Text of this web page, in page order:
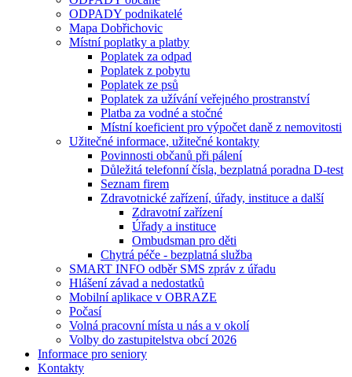
ODPADY podnikatelé
Mapa Dobřichovic
Místní poplatky a platby
Poplatek za odpad
Poplatek z pobytu
Poplatek ze psů
Poplatek za užívání veřejného prostranství
Platba za vodné a stočné
Místní koeficient pro výpočet daně z nemovitosti
Užitečné informace, užitečné kontakty
Povinnosti občanů při pálení
Důležitá telefonní čísla, bezplatná poradna D-test
Seznam firem
Zdravotnické zařízení, úřady, instituce a další
Zdravotní zařízení
Úřady a instituce
Ombudsman pro děti
Chytrá péče - bezplatná služba
SMART INFO odběr SMS zpráv z úřadu
Hlášení závad a nedostatků
Mobilní aplikace v OBRAZE
Počasí
Volná pracovní místa u nás a v okolí
Volby do zastupitelstva obcí 2026
Informace pro seniory
Kontakty